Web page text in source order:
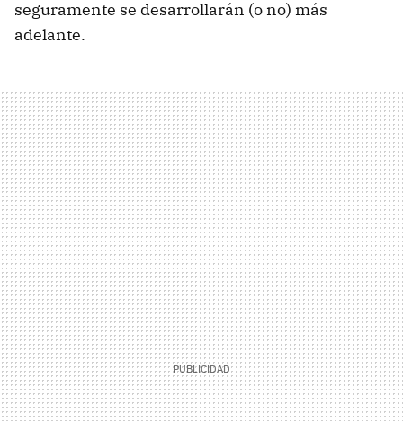
seguramente se desarrollarán (o no) más
adelante.